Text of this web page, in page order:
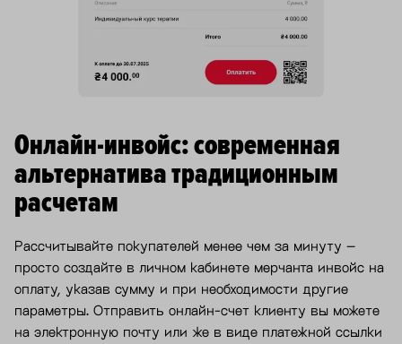
Онлайн-инвойс: современная
альтернатива традиционным
расчетам
Рассчитывайте покупателей менее чем за минуту –
просто создайте в личном кабинете мерчанта инвойс на
оплату, указав сумму и при необходимости другие
параметры. Отправить онлайн-счет клиенту вы можете
на электронную почту или же в виде платежной ссылки